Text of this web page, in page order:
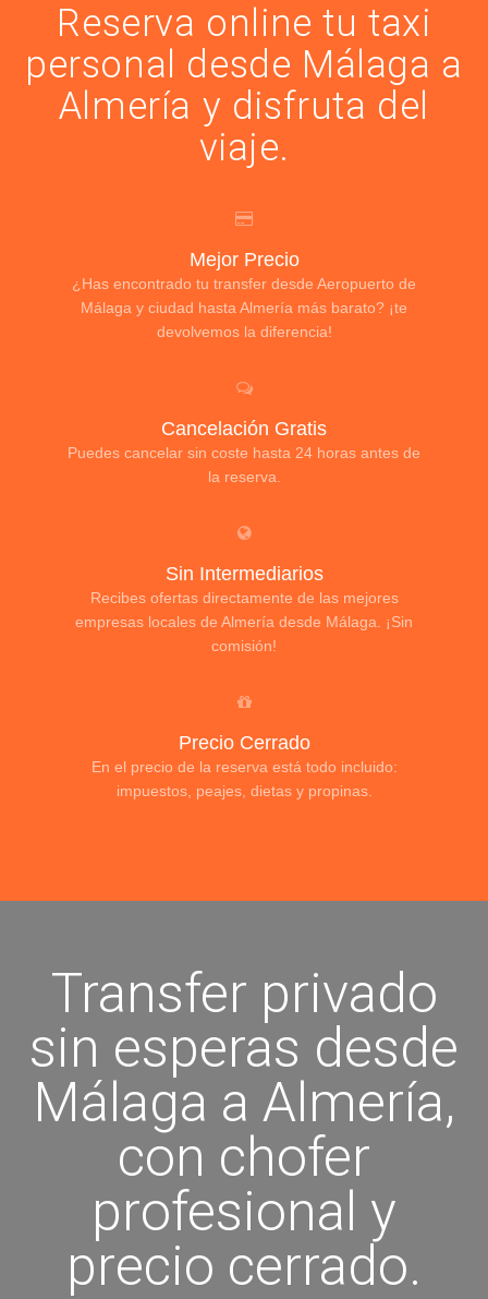
Reserva online tu taxi
personal desde Málaga a
Almería y disfruta del
viaje.
Mejor Precio
¿Has encontrado tu transfer desde Aeropuerto de
Málaga y ciudad hasta Almería más barato? ¡te
devolvemos la diferencia!
Cancelación Gratis
Puedes cancelar sin coste hasta 24 horas antes de
la reserva.
Sin Intermediarios
Recibes ofertas directamente de las mejores
empresas locales de Almería desde Málaga. ¡Sin
comisión!
Precio Cerrado
En el precio de la reserva está todo incluido:
impuestos, peajes, dietas y propinas.
Transfer privado
sin esperas desde
Málaga a Almería,
con chofer
profesional y
precio cerrado.